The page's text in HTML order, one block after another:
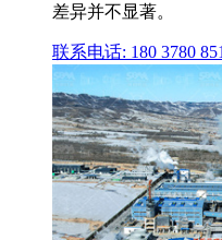
差异并不显著。
联系电话: 180 3780